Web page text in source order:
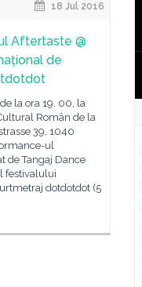
18 Jul 2016
Aftertaste @
de
la ora 19. 00, la
Român de la
39, 1040
ul
de Tangaj Dance
festivalului
dotdotdot (5